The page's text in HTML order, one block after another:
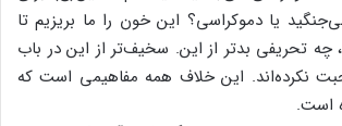
یا دموکراسی؟ این خون را ما بریزیم تا
چه تحریفی بدتر از این. سخیف‌تر از این در باب
نکرده‌اند. این خلاف همه مفاهیمی است که
است.